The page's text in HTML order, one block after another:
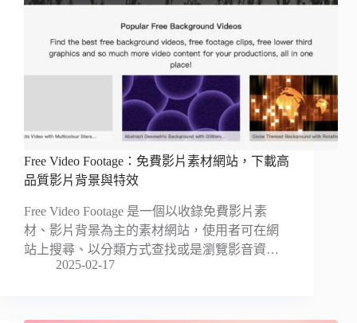
Free Video Footage：免費影片素材網站，下載高
品質影片背景與特效
Free Video Footage 是一個以收錄免費影片素
材、影片背景為主的素材網站，使用者可在網
站上搜尋、以分類方式查找或是瀏覽影音資…
2025-02-17